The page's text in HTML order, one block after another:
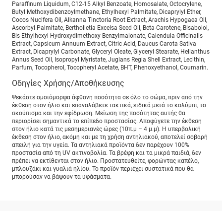
Paraffinum Liquidum, C12-15 Alkyl Benzoate, Homosalate, Octocrylene,
Butyl Methoxydibenzoylmethane, Ethylhexyl Palmitate, Dicaprylyl Ether,
Cocos Nucifera Oil, Alkanna Tinctoria Root Extract, Arachis Hypogaea Oil,
Ascorbyl Palmitate, Bertholletia Excelsa Seed Oil, Beta-Carotene, Bisabolol,
Bis-Ethylhexyl Hydroxydimethoxy Benzylmalonate, Calendula Officinalis
Extract, Capsicum Annuum Extract, Citric Acid, Daucus Carota Sativa
Extract, Dicaprylyl Carbonate, Glyceryl Oleate, Glyceryl Stearate, Helianthus
Annus Seed Oil, Isopropyl Myristate, Juglans Regia Shell Extract, Lecithin,
Parfum, Tocopherol, Tocopheryl Acetate, BHT, Phenoxyethanol, Coumarin.
Οδηγίες Χρήσης/Αποθήκευσης
Ψεκάστε ομοιόμορφα άφθονη ποσότητα σε όλο το σώμα, πριν από την
έκθεση στον ήλιο και επαναλάβετε τακτικά, ειδικά μετά το κολύμπι, το
σκούπισμα και την εφίδρωση. Μείωση της ποσότητας αυτής θα
περιορίσει σημαντικά το επίπεδο προστασίας. Αποφύγετε την έκθεση
στον ήλιο κατά τις μεσημεριανές ώρες (10π.μ – 4 μ.μ). Η υπερβολική
έκθεση στον ήλιο, ακόμη και με τη χρήση αντηλιακού, αποτελεί σοβαρή
απειλή για την υγεία. Τα αντηλιακά προϊόντα δεν παρέχουν 100%
προστασία από τη UV ακτινοβολία. Τα βρέφη και τα μικρά παιδιά, δεν
πρέπει να εκτίθενται στον ήλιο. Προστατευθείτε, φορώντας καπέλο,
μπλουζάκι και γυαλιά ηλίου. Το προϊόν περιέχει συστατικά που θα
μπορούσαν να βάψουν τα υφάσματα.